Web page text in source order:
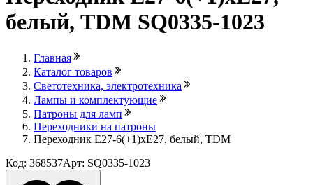
белый, TDM SQ0335-1023
Главная
Каталог товаров
Светотехника, электротехника
Лампы и комплектующие
Патроны для ламп
Переходники на патроны
Переходник Е27-6(+1)хЕ27, белый, TDM
Код: 368537Арт: SQ0335-1023